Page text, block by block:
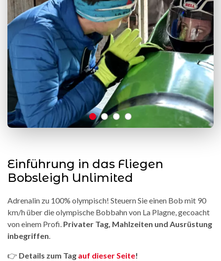
Einführung in das Fliegen
Bobsleigh Unlimited
Adrenalin zu 100% olympisch! Steuern Sie einen Bob mit 90
km/h über die olympische Bobbahn von La Plagne, gecoacht
von einem Profi. Privater Tag, Mahlzeiten und Ausrüstung
inbegriffen.
👉 Details zum Tag auf dieser Seite!